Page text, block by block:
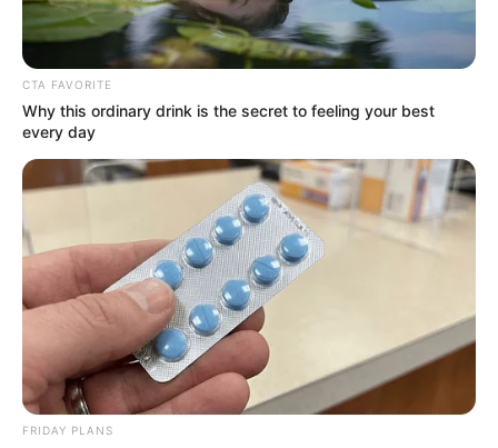
Dimanche 14 Avril 2024 à PARISLONGCHAMP dans
la Réunion n°1 – PRIX DU PAVILLON ROYAL – Plat –
1600 mètres.
CTA FAVORITE
Why this ordinary drink is the secret to feeling your best
every day
FRIDAY PLANS